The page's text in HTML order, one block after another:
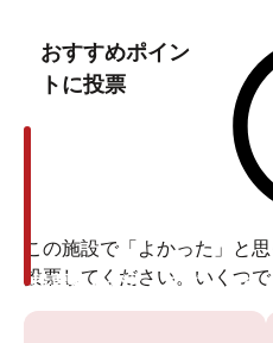
おすすめポイン
トに投票
この施設で「よかった」と
投票してください。いくつで
投票ありがとうございます